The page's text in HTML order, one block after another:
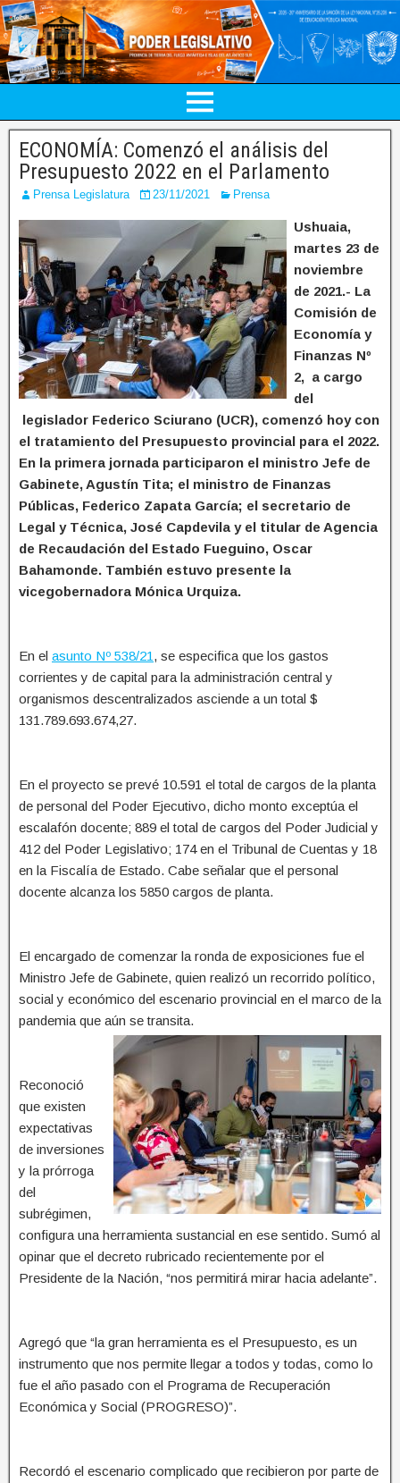
ECONOMÍA: Comenzó el análisis del
Presupuesto 2022 en el Parlamento
Prensa Legislatura 23/11/2021 Prensa
Ushuaia,
martes 23 de
noviembre
de 2021.- La
Comisión de
Economía y
Finanzas Nº
2, a cargo
del
legislador Federico Sciurano (UCR), comenzó hoy con
el tratamiento del Presupuesto provincial para el 2022.
En la primera jornada participaron el ministro Jefe de
Gabinete, Agustín Tita; el ministro de Finanzas
Públicas, Federico Zapata García; el secretario de
Legal y Técnica, José Capdevila y el titular de Agencia
de Recaudación del Estado Fueguino, Oscar
Bahamonde. También estuvo presente la
vicegobernadora Mónica Urquiza.
En el asunto Nº 538/21, se especifica que los gastos
corrientes y de capital para la administración central y
organismos descentralizados asciende a un total $
131.789.693.674,27.
En el proyecto se prevé 10.591 el total de cargos de la planta
de personal del Poder Ejecutivo, dicho monto exceptúa el
escalafón docente; 889 el total de cargos del Poder Judicial y
412 del Poder Legislativo; 174 en el Tribunal de Cuentas y 18
en la Fiscalía de Estado. Cabe señalar que el personal
docente alcanza los 5850 cargos de planta.
El encargado de comenzar la ronda de exposiciones fue el
Ministro Jefe de Gabinete, quien realizó un recorrido político,
social y económico del escenario provincial en el marco de la
pandemia que aún se transita.
Reconoció
que existen
expectativas
de inversiones
y la prórroga
del
subrégimen,
configura una herramienta sustancial en ese sentido. Sumó al
opinar que el decreto rubricado recientemente por el
Presidente de la Nación, “nos permitirá mirar hacia adelante”.
Agregó que “la gran herramienta es el Presupuesto, es un
instrumento que nos permite llegar a todos y todas, como lo
fue el año pasado con el Programa de Recuperación
Económica y Social (PROGRESO)”.
Recordó el escenario complicado que recibieron por parte de